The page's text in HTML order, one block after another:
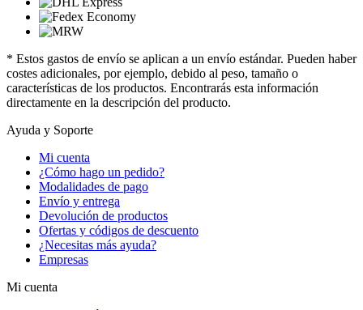
* Estos gastos de envío se aplican a un envío estándar. Pueden haber
costes adicionales, por ejemplo, debido al peso, tamaño o
características de los productos. Encontrarás esta información
directamente en la descripción del producto.
Ayuda y Soporte
Mi cuenta
¿Cómo hago un pedido?
Modalidades de pago
Envío y entrega
Devolución de productos
Ofertas y códigos de descuento
¿Necesitas más ayuda?
Empresas
Mi cuenta